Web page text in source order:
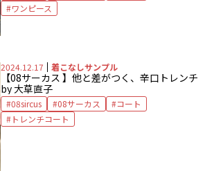
ワンピース
2024.12.17 着こなしサンプル
【08サーカス 】他と差がつく、辛口トレンチ
by 大草直子
08sircus 08サーカス
コート
トレンチコート